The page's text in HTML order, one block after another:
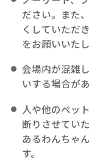
ださい。また
くしていただ
をお願いいたし
会場内が混雑
いする場合があ
人や他のペッ
断りさせてい
あるわんちゃ
す。